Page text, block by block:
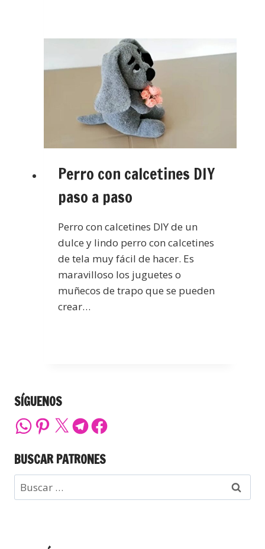
Perro con calcetines DIY
paso a paso
Perro con calcetines DIY de un
dulce y lindo perro con calcetines
de tela muy fácil de hacer. Es
maravilloso los juguetes o
muñecos de trapo que se pueden
crear…
SÍGUENOS
BUSCAR PATRONES